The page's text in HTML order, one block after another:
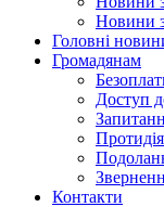
Новини
Головні
Громадянам
Доступ
Контакти